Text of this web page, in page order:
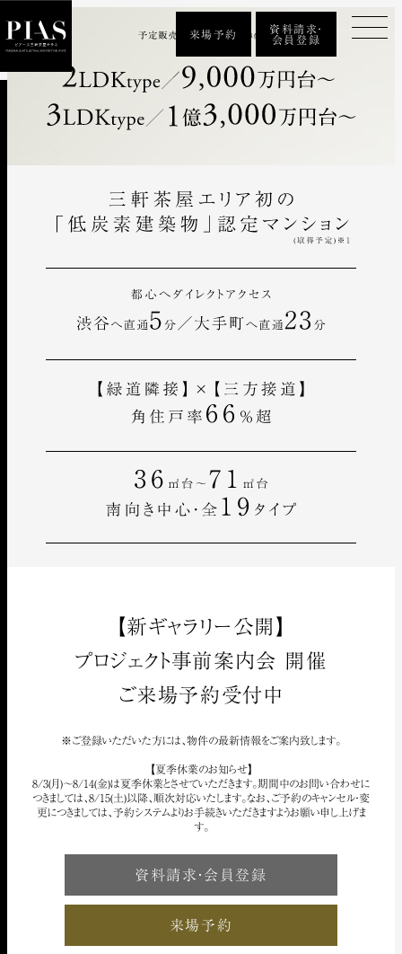
来場予約
資料請求・
会員登録
【新ギャラリー公開】
プロジェクト事前案内会 開催
ご来場予約受付中
※ご登録いただいた方には、物件の最新情報をご案内致します。
【夏季休業のお知らせ】
8/3(月)～8/14(金)は夏季休業とさせていただきます。期間中のお問い合わせに
つきましては、8/15(土)以降、順次対応いたします。なお、ご予約のキャンセル・変
更につきましては、予約システムよりお手続きいただきますようお願い申し上げま
す。
資料請求・会員登録
来場予約